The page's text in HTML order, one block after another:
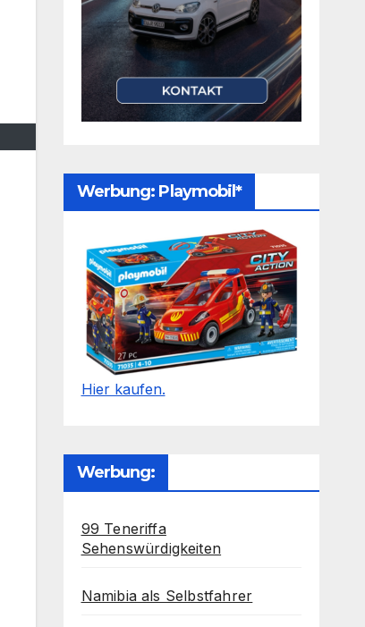
Werbung: Playmobil*
Hier kaufen.
Werbung:
99 Teneriffa
Sehenswürdigkeiten
Namibia als Selbstfahrer